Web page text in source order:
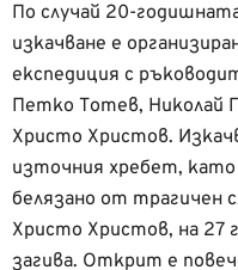
По случай 20-
изкачване е
експедиция с
Петко Тотев, Николай
Христо Христов.
източния хребет,
белязано от трагичен
Христо Христов, на 27
загива. Открит е